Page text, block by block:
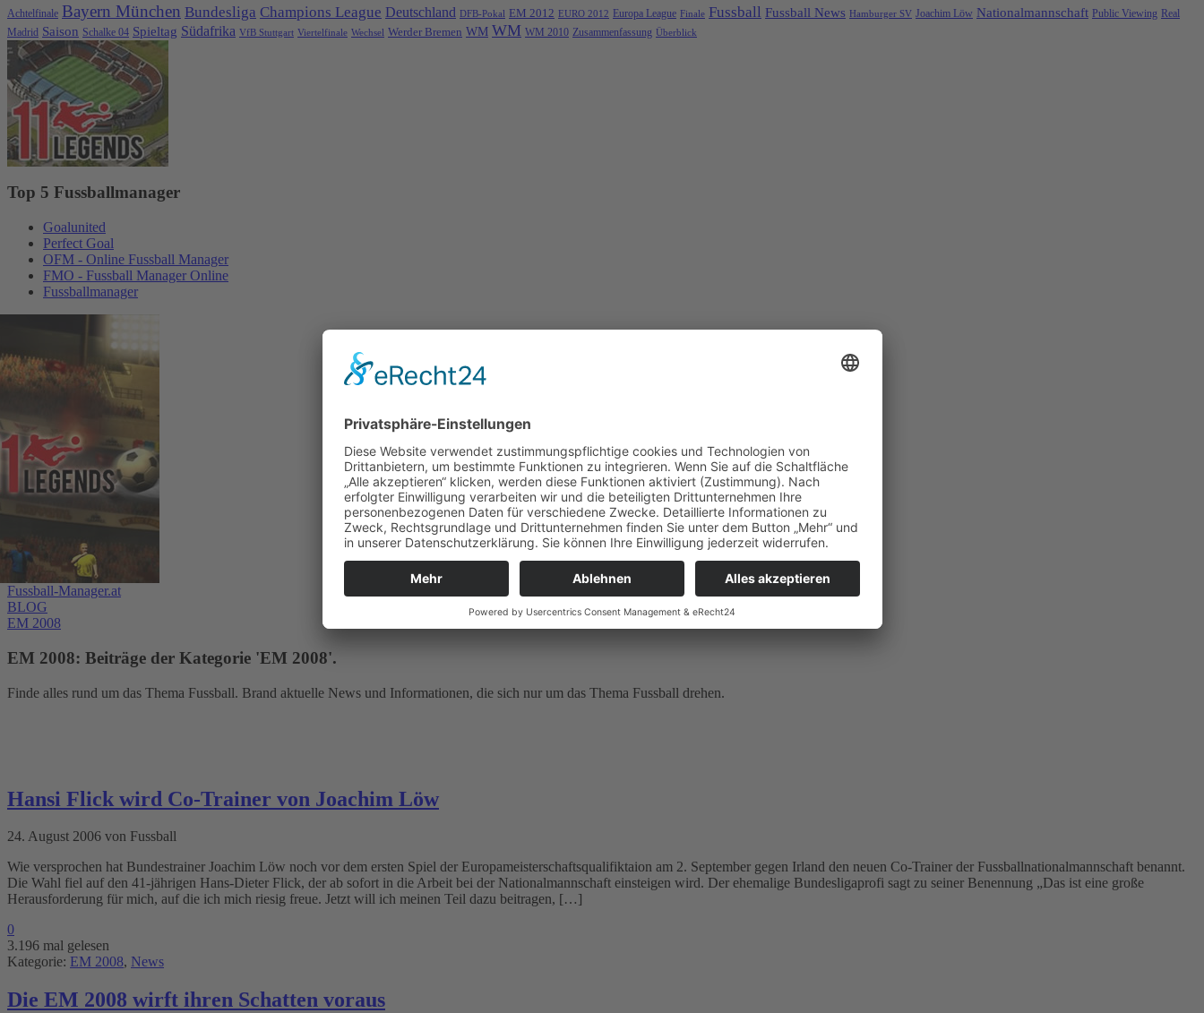
Achtelfinale Bayern München Bundesliga Champions League Deutschland DFB-Pokal EM 2012 EURO 2012 Europa League Finale Fussball Fussball News Hamburger SV Joachim Löw Nationalmannschaft Public Viewing Real
Madrid Saison Schalke 04 Spieltag Südafrika VfB Stuttgart Viertelfinale Wechsel Werder Bremen WM WM WM 2010 Zusammenfassung Überblick
Top 5 Fussballmanager
Goalunited
Perfect Goal
OFM - Online Fussball Manager
FMO - Fussball Manager Online
Fussballmanager
Fussball-Manager.at
BLOG
EM 2008
EM 2008: Beiträge der Kategorie 'EM 2008'.
Finde alles rund um das Thema Fussball. Brand aktuelle News und Informationen, die sich nur um das Thema Fussball drehen.
Hansi Flick wird Co-Trainer von Joachim Löw
24. August 2006 von Fussball
Wie versprochen hat Bundestrainer Joachim Löw noch vor dem ersten Spiel der Europameisterschaftsqualifiktaion am 2. September gegen Irland den neuen Co-Trainer der Fussballnationalmannschaft benannt.
Die Wahl fiel auf den 41-jährigen Hans-Dieter Flick, der ab sofort in die Arbeit bei der Nationalmannschaft einsteigen wird. Der ehemalige Bundesligaprofi sagt zu seiner Benennung „Das ist eine große
Herausforderung für mich, auf die ich mich riesig freue. Jetzt will ich meinen Teil dazu beitragen, […]
0
3.196 mal gelesen
Kategorie: EM 2008, News
Die EM 2008 wirft ihren Schatten voraus